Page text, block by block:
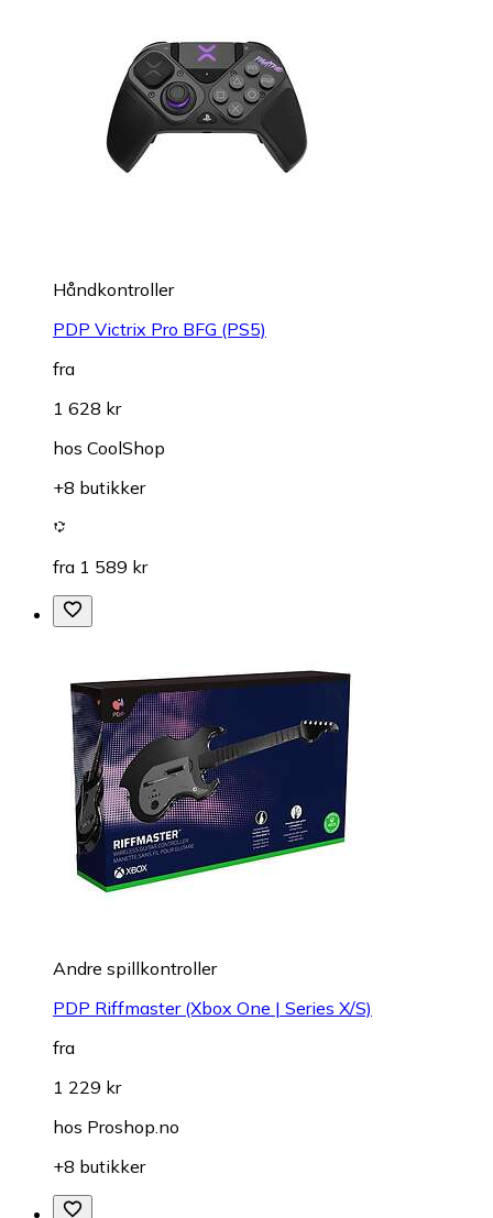
Håndkontroller
PDP Victrix Pro BFG (PS5)
fra
1 628 kr
hos CoolShop
+8 butikker
fra 1 589 kr
Andre spillkontroller
PDP Riffmaster (Xbox One | Series X/S)
fra
1 229 kr
hos Proshop.no
+8 butikker